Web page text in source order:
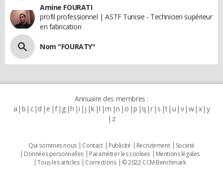
Amine FOURATI
profil professionnel | ASTF Tunisie - Technicien supérieur
en fabrication
Nom "FOURATY"
Annuaire des membres :
a b c d e f g h i j k l m n o p q r s t u v w x y
z
Qui sommes nous Contact Publicité Recrutement
Societé
Données personnelles
Paramétrer les cookies
Mentions légales
Tous les articles
Corrections © 2022 CCM Benchmark